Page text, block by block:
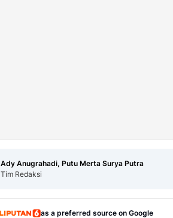
Ady Anugrahadi, Putu Merta Surya Putra
Tim Redaksi
as a preferred source on Google